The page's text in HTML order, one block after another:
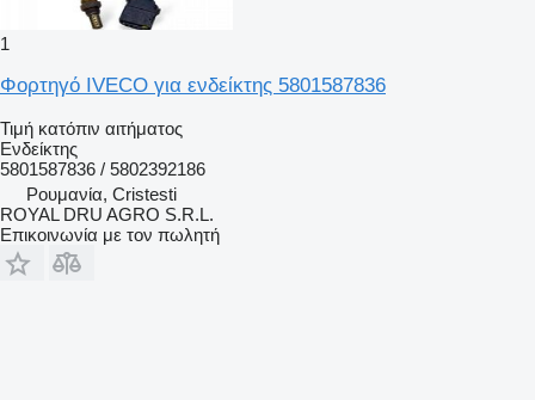
1
Φορτηγό IVECO για ενδείκτης 5801587836
Τιμή κατόπιν αιτήματος
Ενδείκτης
5801587836 / 5802392186
Ρουμανία, Cristesti
ROYAL DRU AGRO S.R.L.
Επικοινωνία με τον πωλητή